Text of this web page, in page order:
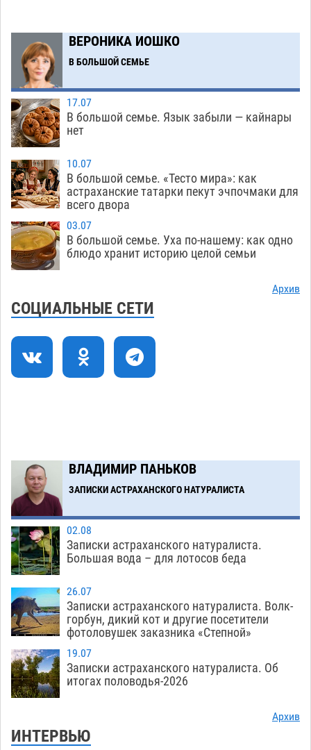
13:29
Астраханский аэропорт попробует отбиться
от ворон в апелляционном суде
12:53
Астраханские археологи откопали древнюю
помойку
11:58
В Астрахани подросток угнал мотоцикл и
похитил чужие мобильник с банковскими
картами
11:20
Астраханцев ждут на парковом газоне с
призами и эрмитажными котами
10:43
Астраханский суд встал на сторону МЧС в
споре за возврат униформы
07.08
На Всероссийской Спартакиаде астраханские
гандболисты уступили казанским «драконам»
Все пострадавшие при пожаре на
Краснодарской в Астрахани скончались
19:36
Завтра астраханская жара вновь приблизится
к 40-градусному пределу
06.08
ВЕРОНИКА ИОШКО
В БОЛЬШОЙ СЕМЬЕ
17.07
В большой семье. Язык забыли — кайнары
нет
10.07
В большой семье. «Тесто мира»: как
астраханские татарки пекут эчпочмаки для
всего двора
03.07
В большой семье. Уха по-нашему: как одно
блюдо хранит историю целой семьи
Архив
СОЦИАЛЬНЫЕ СЕТИ
ВЛАДИМИР ПАНЬКОВ
ЗАПИСКИ АСТРАХАНСКОГО НАТУРАЛИСТА
02.08
Записки астраханского натуралиста.
Большая вода – для лотосов беда
26.07
Записки астраханского натуралиста. Волк-
горбун, дикий кот и другие посетители
фотоловушек заказника «Степной»
19.07
Записки астраханского натуралиста. Об
итогах половодья-2026
Архив
ИНТЕРВЬЮ